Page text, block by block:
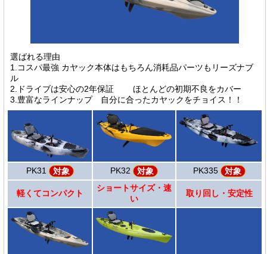
選ばれる理由
1.コスパ最強 カヤック本体はもちろん消耗品パーツもリーズナブ
ル
2.ドライブは安心の2年保証 ほとんどの初期不良をカバー
3.豊富なラインナップ 自分に合ったカヤックをチョイス！！
PK31 対象 PK32 対象 PK335 対象
軽くてコンパクト
ショートサイズ・速
い
取り回し・安定性